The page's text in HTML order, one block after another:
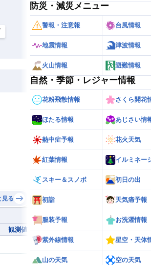
見る
観測値
防災・減災メニュー
警報・注意報 台風情報
地震情報 津波情報
火山情報 避難情報
自然・季節・レジャー情報
花粉飛散情報 さくら開花
ほたる情報 あじさい情
熱中症予報 花火天気
紅葉情報 イルミネー
スキー＆スノボ 初日の出
初詣 天気痛予報
服装予報 お洗濯情報
紫外線情報 星空・天体
山の天気 空の天気